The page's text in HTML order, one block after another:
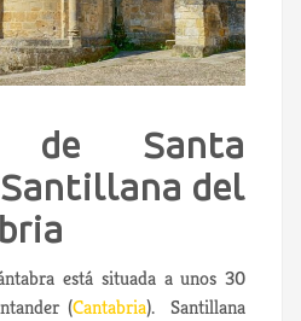
de Santa
del
está situada a unos 30
(Cantabria). Santillana